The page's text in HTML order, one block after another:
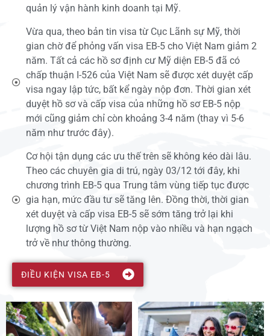
quản lý vận hành kinh doanh tại Mỹ.
Vừa qua, theo bản tin visa từ Cục Lãnh sự Mỹ, thời
gian chờ để phỏng vấn visa EB-5 cho Việt Nam giảm 2
năm. Tất cả các hồ sơ định cư Mỹ diện EB-5 đã có
chấp thuận I-526 của Việt Nam sẽ được xét duyệt cấp
visa ngay lập tức, bất kể ngày nộp đơn. Thời gian xét
duyệt hồ sơ và cấp visa của những hồ sơ EB-5 nộp
mới cũng giảm chỉ còn khoảng 3-4 năm (thay vì 5-6
năm như trước đây).
Cơ hội tận dụng các ưu thế trên sẽ không kéo dài lâu.
Theo các chuyên gia di trú, ngày 03/12 tới đây, khi
chương trình EB-5 qua Trung tâm vùng tiếp tục được
gia hạn, mức đầu tư sẽ tăng lên. Đồng thời, thời gian
xét duyệt và cấp visa EB-5 sẽ sớm tăng trở lại khi
lượng hồ sơ từ Việt Nam nộp vào nhiều và hạn ngạch
trở về như thông thường.
ĐIỀU KIỆN VISA EB-5